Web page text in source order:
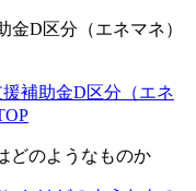
金D区分（エネマネ）
補助金D区分（エネ
どのようなものか